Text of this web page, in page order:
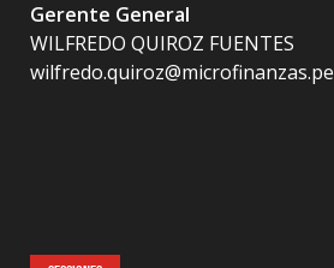
Gerente General
WILFREDO QUIROZ FUENTES
wilfredo.quiroz@microfinanzas.pe